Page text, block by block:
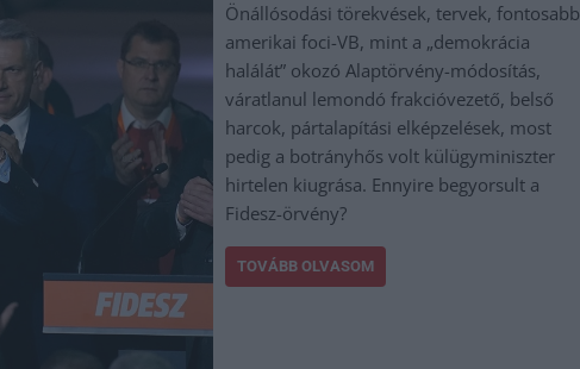
Önállósodási törekvések, tervek, fontosabb
amerikai foci-VB, mint a „demokrácia
halálát” okozó Alaptörvény-módosítás,
váratlanul lemondó frakcióvezető, belső
harcok, pártalapítási elképzelések, most
pedig a botrányhős volt külügyminiszter
hirtelen kiugrása. Ennyire begyorsult a
Fidesz-örvény?
TOVÁBB OLVASOM